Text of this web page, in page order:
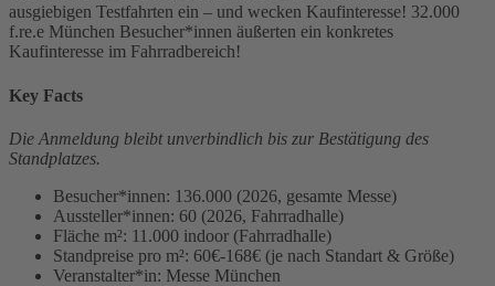
ausgiebigen Testfahrten ein – und wecken Kaufinteresse! 32.000
f.re.e München Besucher*innen äußerten ein konkretes
Kaufinteresse im Fahrradbereich!
Key Facts
Die Anmeldung bleibt unverbindlich bis zur Bestätigung des
Standplatzes.
Besucher*innen: 136.000 (2026, gesamte Messe)
Aussteller*innen: 60 (2026, Fahrradhalle)
Fläche m²: 11.000 indoor (Fahrradhalle)
Standpreise pro m²: 60€-168€ (je nach Standart & Größe)
Veranstalter*in: Messe München